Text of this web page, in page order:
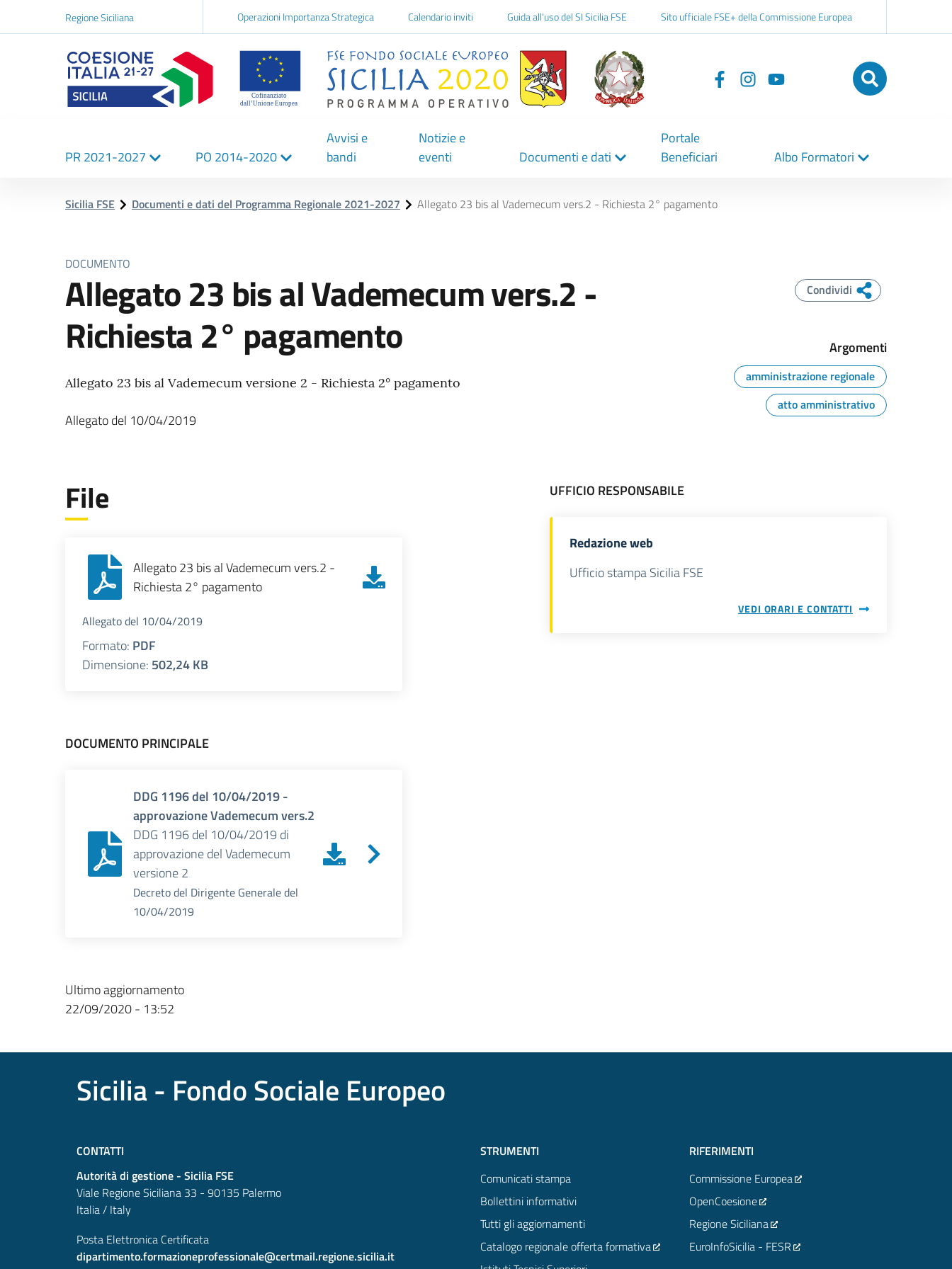
Regione Siciliana Navigazione
network
Operazioni Importanza Strategica Calendario inviti Guida all'uso del SI Sicilia FSE Sito ufficiale FSE+ della Commissione Europea
Logo Sicilia FSE
Seguici
Navigazione
principale
PR 2021-2027 PO 2014-2020
Avvisi e
bandi
Notizie e
eventi
Documenti e dati
Portale
Beneficiari
Albo Formatori
Sicilia FSE Documenti e dati del Programma Regionale 2021-2027 Allegato 23 bis al Vademecum vers.2 - Richiesta 2° pagamento
DOCUMENTO
Allegato 23 bis al Vademecum vers.2 -
Richiesta 2° pagamento
Allegato 23 bis al Vademecum versione 2 - Richiesta 2° pagamento
Allegatodel 10/04/2019
Condividi
Argomenti
amministrazione regionale
atto amministrativo
File
Allegato 23 bis al Vademecum vers.2 -
Richiesta 2° pagamento
Allegato del 10/04/2019
Formato: PDF
Dimensione: 502,24 KB
DOCUMENTO PRINCIPALE
DDG 1196 del 10/04/2019 -
approvazione Vademecum vers.2
DDG 1196 del 10/04/2019 di
approvazione del Vademecum
versione 2
Decreto del Dirigente Generaledel
10/04/2019
UFFICIO RESPONSABILE
Redazione web
Ufficio stampa Sicilia FSE
VEDI ORARI E CONTATTI
Ultimo aggiornamento
22/09/2020 - 13:52
Sicilia - Fondo Sociale Europeo
CONTATTI
Autorità di gestione - Sicilia FSE
Viale Regione Siciliana 33 - 90135 Palermo
Italia / Italy
Posta Elettronica Certificata
dipartimento.formazioneprofessionale@certmail.regione.sicilia.it
STRUMENTI
Comunicati stampa
Bollettini informativi
Tutti gli aggiornamenti
Catalogo regionale offerta formativa
RIFERIMENTI
Commissione Europea
OpenCoesione
Regione Siciliana
EuroInfoSicilia - FESR